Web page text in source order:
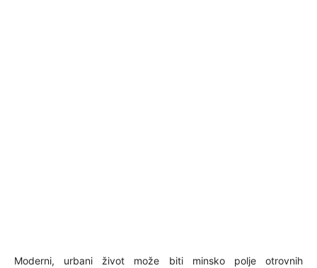
Moderni, urbani život može biti minsko polje otrovnih